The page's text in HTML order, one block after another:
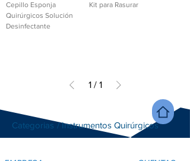
Cepillo Esponja
Quirúrgicos Solución
Desinfectante
Kit para Rasurar
1 / 1
Categorias / Instrumentos Quirúrgicos